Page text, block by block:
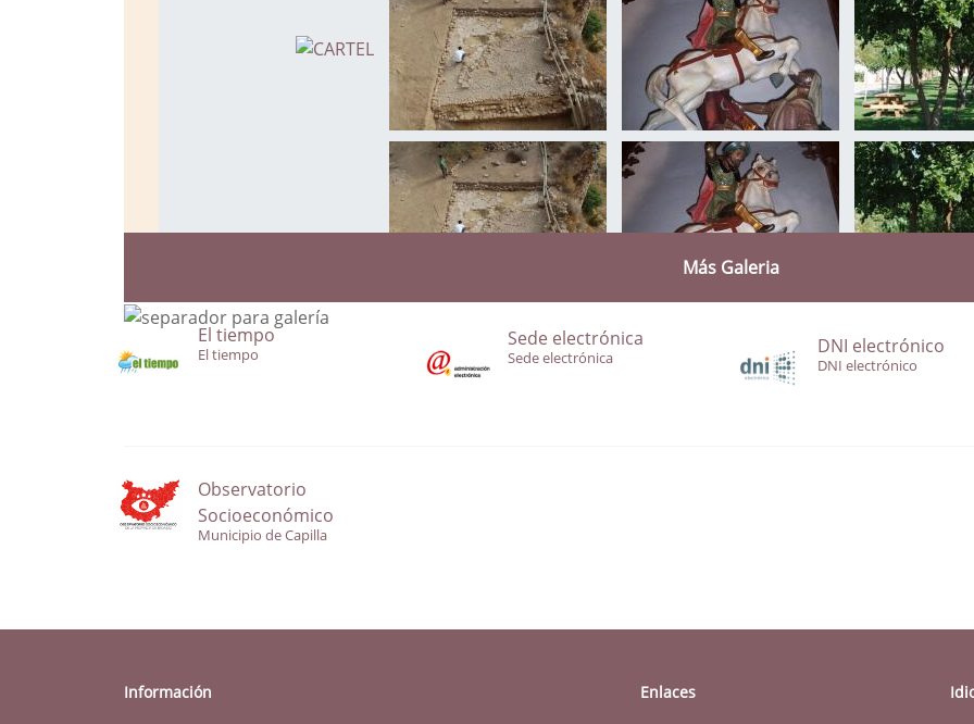
Más Galeria
El tiempo
El tiempo
Sede electrónica
Sede electrónica DNI electrónico
DNI electrónico
Observatorio
Socioeconómico
Municipio de Capilla
Información Enlaces